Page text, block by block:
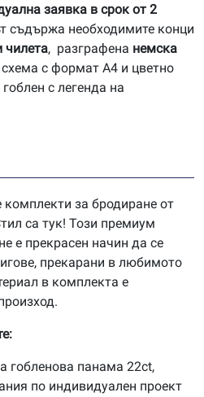
заявка в срок от 2
съдържа необходимите конци
чилета, разграфена немска
с формат А4 и цветно
с легенда на
комплекти за бродиране от
са тук! Този премиум
е прекрасен начин да се
прекарани в любимото
в комплекта е
гобленова панама 22ct,
по индивидуален проект